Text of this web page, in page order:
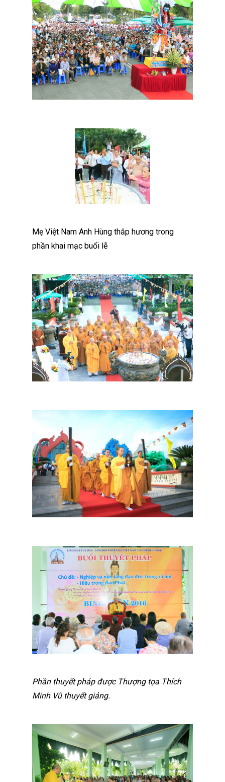
Mẹ Việt Nam Anh Hùng thắp hương trong
phần khai mạc buổi lễ
Phần thuyết pháp được Thượng tọa Thích
Minh Vũ thuyết giảng.